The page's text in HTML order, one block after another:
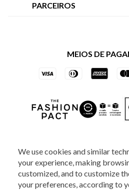
We use cookies and similar
your experience, making
customized, and to customize
your preferences, according to
Central de Atendimento
Trocas e Devoluções
PARCEIROS
Vai de Visa
Azul Fidelidade
MEIOS DE